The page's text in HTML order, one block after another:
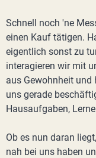
Schnell noch 'ne
einen Kauf tätigen.
eigentlich sonst zu
interagieren wir mit
aus Gewohnheit
uns gerade
Hausaufgaben,
Ob es nun daran
nah bei uns haben